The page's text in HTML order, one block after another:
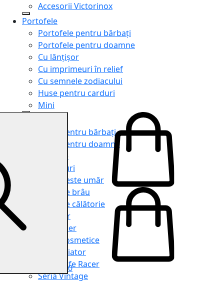
Accesorii Victorinox
Portofele
Portofele pentru bărbați
Portofele pentru doamne
Cu lănțișor
Cu imprimeuri în relief
Cu semnele zodiacului
Huse pentru carduri
Mini
Genți pentru bărbați
Genți pentru doamne
Serviete
Rucsacuri
Genți peste umăr
Genți de brâu
Genți de călătorie
Shopper
Organiser
Truse cosmetice
Seria Aviator
Seria Cafe Racer
Seria Vintage
0